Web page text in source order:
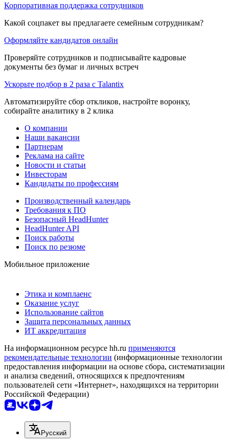
Корпоративная поддержка сотрудников
Какой соцпакет вы предлагаете семейным сотрудникам?
Оформляйте кандидатов онлайн
Проверяйте сотрудников и подписывайте кадровые
документы без бумаг и личных встреч
Ускорьте подбор в 2 раза с Talantix
Автоматизируйте сбор откликов, настройте воронку,
собирайте аналитику в 2 клика
О компании
Наши вакансии
Партнерам
Реклама на сайте
Новости и статьи
Инвесторам
Кандидаты по профессиям
Производственный календарь
Требования к ПО
Безопасный HeadHunter
HeadHunter API
Поиск работы
Поиск по резюме
Мобильное приложение
Этика и комплаенс
Оказание услуг
Использование сайтов
Защита персональных данных
ИТ аккредитация
На информационном ресурсе hh.ru применяются
рекомендательные технологии (информационные технологии
предоставления информации на основе сбора, систематизации
и анализа сведений, относящихся к предпочтениям
пользователей сети «Интернет», находящихся на территории
Российской Федерации)
Русский